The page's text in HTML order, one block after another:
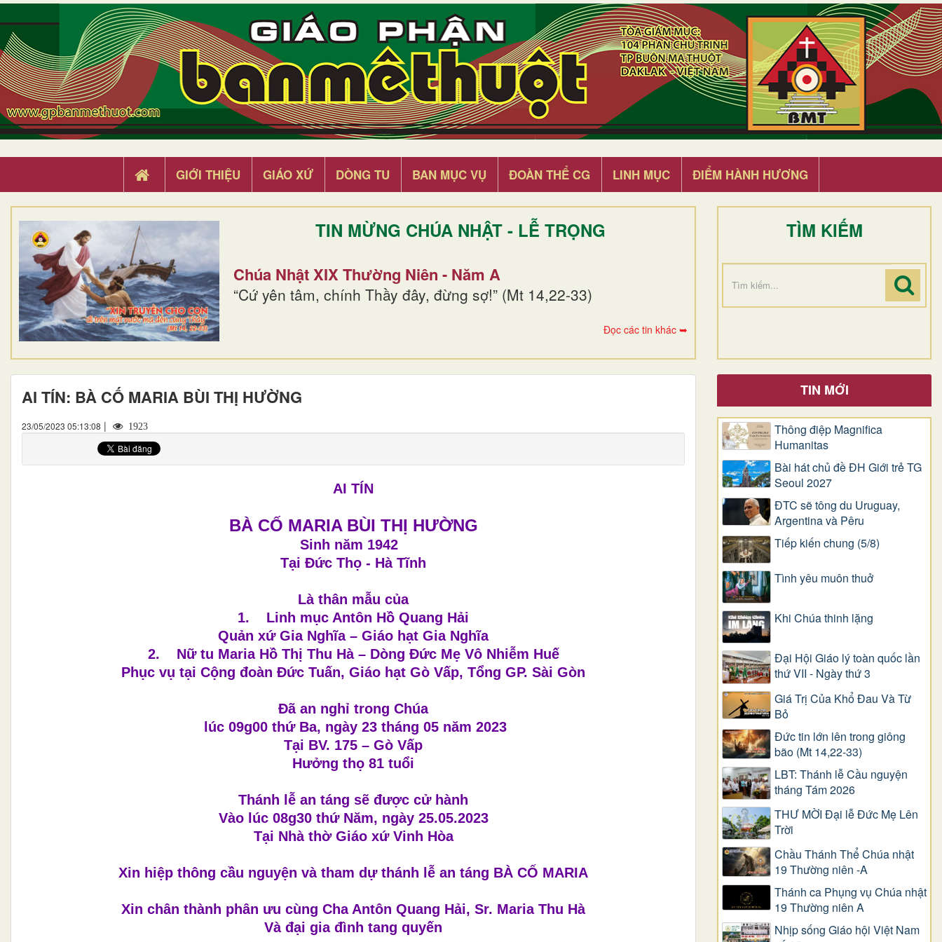
GIỚI THIỆU GIÁO XỨ DÒNG TU BAN MỤC VỤ ĐOÀN THỂ CG LINH MỤC ĐIỂM HÀNH HƯƠNG
TIN MỪNG CHÚA NHẬT - LỄ TRỌNG
Chúa Nhật XIX Thường Niên - Năm A
“Cứ yên tâm, chính Thầy đây, đừng sợ!” (Mt 14,22-33)
Đọc các tin khác ➥
TÌM KIẾM
AI TÍN: BÀ CỐ MARIA BÙI THỊ HƯỜNG
23/05/2023 05:13:08 | 1923
AI TÍN
BÀ CỐ MARIA BÙI THỊ HƯỜNG
Sinh năm 1942
Tại Đức Thọ - Hà Tĩnh
Là thân mẫu của
1. Linh mục Antôn Hồ Quang Hải
Quản xứ Gia Nghĩa – Giáo hạt Gia Nghĩa
2. Nữ tu Maria Hồ Thị Thu Hà – Dòng Đức Mẹ Vô Nhiễm Huế
Phục vụ tại Cộng đoàn Đức Tuấn, Giáo hạt Gò Vấp, Tổng GP. Sài Gòn
Đã an nghỉ trong Chúa
lúc 09g00 thứ Ba, ngày 23 tháng 05 năm 2023
Tại BV. 175 – Gò Vấp
Hưởng thọ 81 tuổi
Thánh lễ an táng sẽ được cử hành
Vào lúc 08g30 thứ Năm, ngày 25.05.2023
Tại Nhà thờ Giáo xứ Vinh Hòa
Xin hiệp thông cầu nguyện và tham dự thánh lễ an táng BÀ CỐ MARIA
Xin chân thành phân ưu cùng Cha Antôn Quang Hải, Sr. Maria Thu Hà
Và đại gia đình tang quyến
TIN MỚI
Thông điệp Magnifica
Humanitas
Bài hát chủ đề ĐH Giới trẻ TG
Seoul 2027
ĐTC sẽ tông du Uruguay,
Argentina và Pêru
Tiếp kiến chung (5/8)
Tình yêu muôn thuở
Khi Chúa thinh lặng
Đại Hội Giáo lý toàn quốc lần
thứ VII - Ngày thứ 3
Giá Trị Của Khổ Ðau Và Từ
Bỏ
Đức tin lớn lên trong giông
bão (Mt 14,22-33)
LBT: Thánh lễ Cầu nguyện
tháng Tám 2026
THƯ MỜI Đại lễ Đức Mẹ Lên
Trời
Chầu Thánh Thể Chúa nhật
19 Thường niên -A
Thánh ca Phụng vụ Chúa nhật
19 Thường niên A
Nhịp sống Giáo hội Việt Nam